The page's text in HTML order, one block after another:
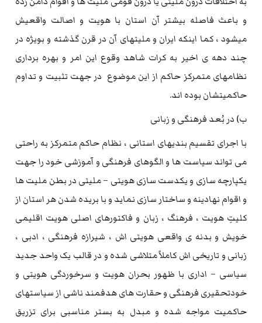
و باعث فاصله بیشتر آن استان با هویت و اصالت واقعیش
میشود ، کما اینکه ایران و ملیتهای آن در قرن گذشته و بویژه در
چند دهه ی اخیر به کرات شاهد وقوع این امر و بهره برداری
نظامهای متمرکز حاکم از این موضوع در جهت تثبیت و تداوم
حاکمیتشان بوده اند.
ب) در بُعد فرهنگی و زبانی
با اجرای تقسیم بندیهای استانی ، نظام حاکم متمرکز به راحتی
می تواند سیاست ها و الگوهای فرهنگی و آموزشی خود را جهت
یکپارچه سازی و یکدست سازی هویتی – ملیتی در بطن ملیت ها
و اقوام نهادینه و ساختار سازی نماید و با بریده شدن هر استان از
کلیتِ هویت ، فرهنگ ، زبان و فاکتورهای اصلی هویت اقلیمی
خویش و بدنه ی واقعی هویتی اش ، شیرازه فرهنگی ، ادبی ،
زبانی و تاریخی اش کاملاً متلاشی شده و در قالب یک واحد جدید
سیاسی – اداری با ظهور بحران هویت و سرخوردگی هویتی و
خودتحقیری فرهنگی و حقارت های هدفمند ناشی از سیاستهای
حاکمیت مواجه شده و مبدل به بستر مناسبی برای تزریق